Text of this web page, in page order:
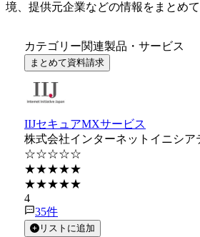
境、提供元企業などの情報をまとめ
カテゴリー関連製品・サービス
まとめて資料請求
IIJセキュアMXサービス
株式会社インターネットイニシア
☆☆☆☆☆
★★★★★
★★★★★
4
35件
リストに追加